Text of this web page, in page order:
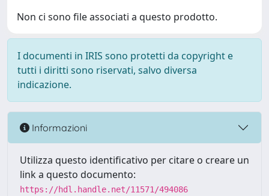
Non ci sono file associati a questo prodotto.
I documenti in IRIS sono protetti da copyright e
tutti i diritti sono riservati, salvo diversa
indicazione.
Informazioni
Utilizza questo identificativo per citare o creare un
link a questo documento:
https://hdl.handle.net/11571/494086